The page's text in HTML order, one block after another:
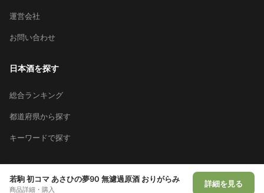
若駒 初コマ あさひの夢90 無濾過原酒 おりがらみ
商品詳細・購入
詳細を見る
運営会社
お問い合わせ
日本酒を探す
総合ランキング
都道府県から探す
キーワードで探す
© 2026 Sakeai Inc.